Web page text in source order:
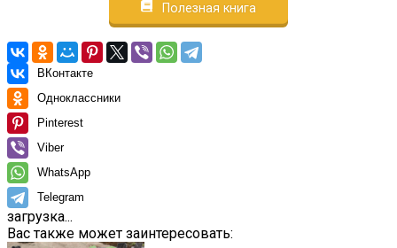
Полезная книга
ВКонтакте
Одноклассники
Pinterest
Viber
WhatsApp
Telegram
загрузка...
Вас также может заинтересовать: